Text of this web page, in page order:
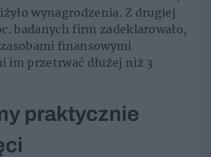
wynagrodzenia. Z drugiej
badanych firm zadeklarowało,
finansowymi
im przetrwać dłużej niż 3
praktycznie